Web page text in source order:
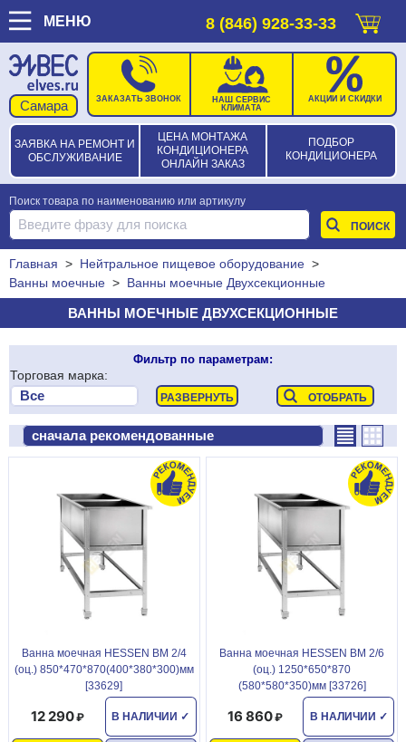
МЕНЮ 8 (846) 928-33-33
ЗАЯВКА НА РЕМОНТ И
ОБСЛУЖИВАНИЕ
ЦЕНА МОНТАЖА
КОНДИЦИОНЕРА
ОНЛАЙН ЗАКАЗ
ПОДБОР
КОНДИЦИОНЕРА
ЗАКАЗАТЬ ЗВОНОК
НАШ СЕРВИС
КЛИМАТА
АКЦИИ И СКИДКИ
Поиск товара по наименованию или артикулу
Главная > Нейтральное пищевое оборудование >
Ванны моечные > Ванны моечные Двухсекционные
ВАННЫ МОЕЧНЫЕ ДВУХСЕКЦИОННЫЕ
Фильтр по параметрам:
Торговая марка:
Ванна моечная HESSEN ВМ 2/4
(оц.) 850*470*870(400*380*300)мм
[33629]
В НАЛИЧИИ ✓
12 290
Ванна моечная HESSEN ВМ 2/6
(оц.) 1250*650*870
(580*580*350)мм [33726]
В НАЛИЧИИ ✓
16 860